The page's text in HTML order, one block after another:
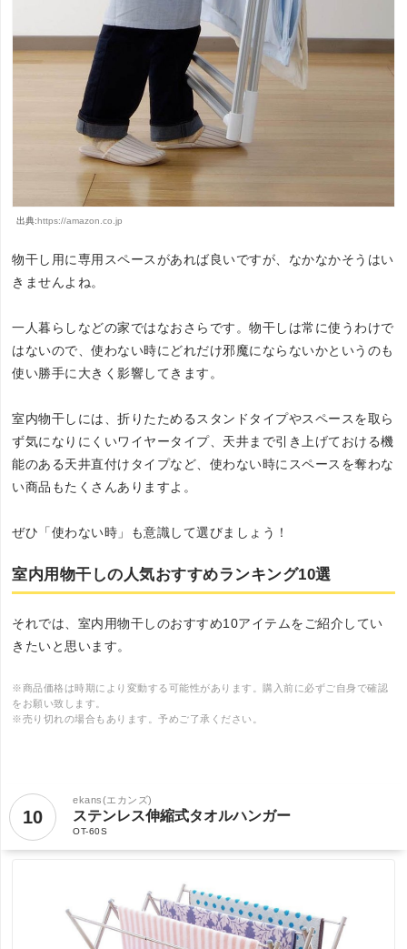
出典:https://amazon.co.jp
物干し用に専用スペースがあれば良いですが、なかなかそうはい
きませんよね。
一人暮らしなどの家ではなおさらです。物干しは常に使うわけで
はないので、使わない時にどれだけ邪魔にならないかというのも
使い勝手に大きく影響してきます。
室内物干しには、折りたためるスタンドタイプやスペースを取ら
ず気になりにくいワイヤータイプ、天井まで引き上げておける機
能のある天井直付けタイプなど、使わない時にスペースを奪わな
い商品もたくさんありますよ。
ぜひ「使わない時」も意識して選びましょう！
室内用物干しの人気おすすめランキング10選
それでは、室内用物干しのおすすめ10アイテムをご紹介してい
きたいと思います。
※商品価格は時期により変動する可能性があります。購入前に必ずご自身で確認
をお願い致します。
※売り切れの場合もあります。予めご了承ください。
10
ekans(エカンズ)
ステンレス伸縮式タオルハンガー
OT-60S